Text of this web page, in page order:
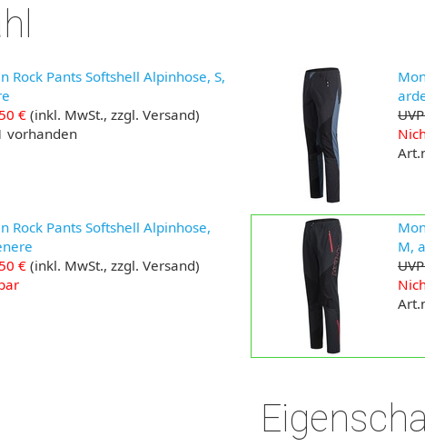
Rock Pants Softshell Alpinhose, S,
€ (inkl. MwSt., zzgl. Versand)
vorhanden
Rock Pants Softshell Alpinhose,
€ (inkl. MwSt., zzgl. Versand)
M,